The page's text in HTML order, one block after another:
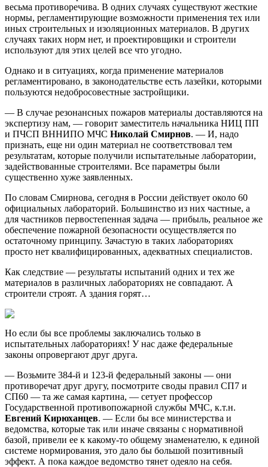
весьма противоречива. В одних случаях существуют жесткие
нормы, регламентирующие возможности применения тех или
иных строительных и изоляционных материалов. В других
случаях таких норм нет, и проектировщики и строители
используют для этих целей все что угодно.
Однако и в ситуациях, когда применение материалов
регламентировано, в законодательстве есть лазейки, которыми
пользуются недобросовестные застройщики.
— В случае резонансных пожаров материалы доставляются на
экспертизу нам, — говорит заместитель начальника НИЦ ПП
и ПЧСП ВННИПО МЧС Николай Смирнов. — И, надо
признать, еще ни один материал не соответствовал тем
результатам, которые получили испытательные лаборатории,
задействованные строителями. Все параметры были
существенно хуже заявленных.
По словам Смирнова, сегодня в России действует около 60
официальных лабораторий. Большинство из них частные, а
для частников первостепенная задача — прибыль, реальное же
обеспечение пожарной безопасности осуществляется по
остаточному принципу. Зачастую в таких лабораториях
просто нет квалифицированных, адекватных специалистов.
Как следствие — результаты испытаний одних и тех же
материалов в различных лабораториях не совпадают. А
строители строят. А здания горят…
Но если бы все проблемы заключались только в
испытательных лабораториях! У нас даже федеральные
законы опровергают друг друга.
— Возьмите 384-й и 123-й федеральный законы — они
противоречат друг другу, посмотрите своды правил СП7 и
СП60 — та же самая картина, — сетует профессор
Государственной противопожарной службы МЧС, к.т.н.
Евгений Кирюханцев. — Если бы все министерства и
ведомства, которые так или иначе связаны с нормативной
базой, привели ее к какому-то общему знаменателю, к единой
системе нормирования, это дало бы большой позитивный
эффект. А пока каждое ведомство тянет одеяло на себя.